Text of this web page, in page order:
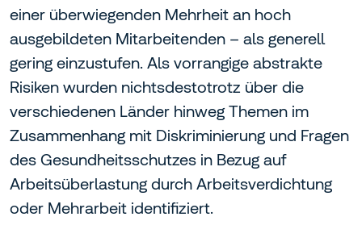
einer überwiegenden Mehrheit an hoch
ausgebildeten Mitarbeitenden – als generell
gering einzustufen. Als vorrangige abstrakte
Risiken wurden nichtsdestotrotz über die
verschiedenen Länder hinweg Themen im
Zusammenhang mit Diskriminierung und Fragen
des Gesundheitsschutzes in Bezug auf
Arbeitsüberlastung durch Arbeitsverdichtung
oder Mehrarbeit identifiziert.